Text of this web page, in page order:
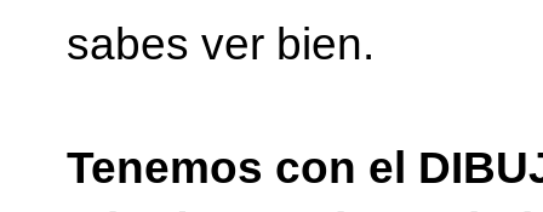
sabes ver bien.
Tenemos con el